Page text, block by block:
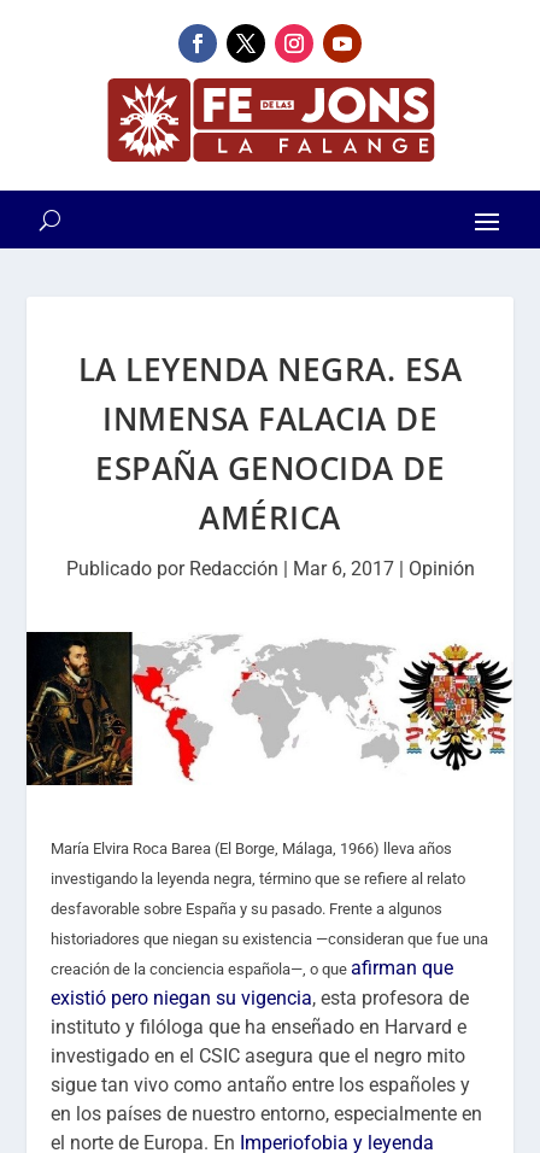
LA LEYENDA NEGRA. ESA
INMENSA FALACIA DE
ESPAÑA GENOCIDA DE
AMÉRICA
Publicado por Redacción | Mar 6, 2017| Opinión
María Elvira Roca Barea (El Borge, Málaga, 1966) lleva años
investigando la leyenda negra, término que se refiere al relato
desfavorable sobre España y su pasado. Frente a algunos
historiadores que niegan su existencia ­­­—consideran que fue una
creación de la conciencia española—, o queafirman que
existió pero niegan su vigencia, esta profesora de
instituto y filóloga que ha enseñado en Harvard e
investigado en el CSIC asegura que el negro mito
sigue tan vivo como antaño entre los españoles y
en los países de nuestro entorno, especialmente en
el norte de Europa. En Imperiofobia y leyenda